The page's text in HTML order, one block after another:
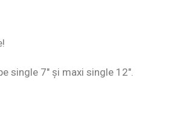
single 7″ și maxi single 12″.